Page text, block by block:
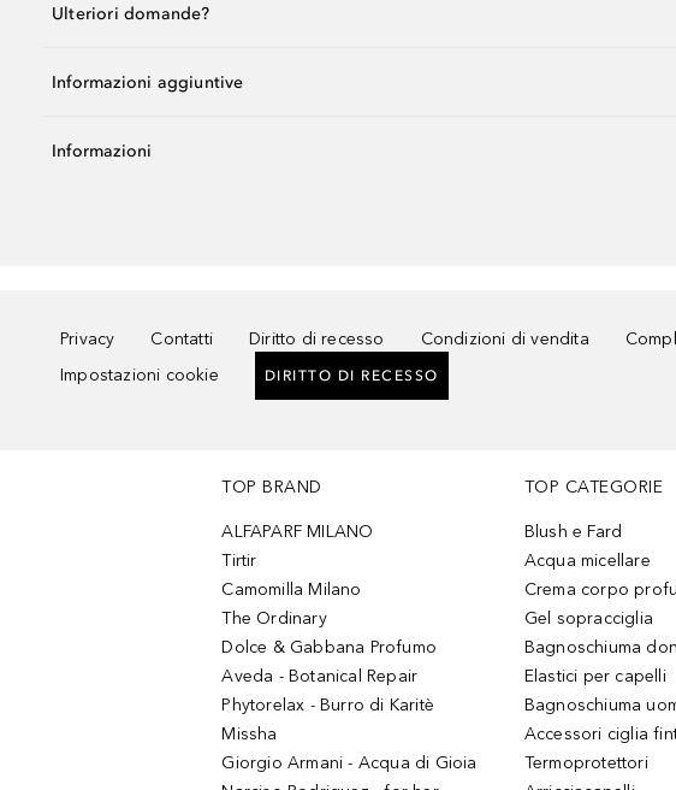
Ulteriori domande?
Informazioni aggiuntive
Informazioni
Privacy Contatti Diritto di recesso Condizioni di vendita
Impostazioni cookie
DIRITTO DI RECESSO
TOP BRAND
ALFAPARF MILANO
Tirtir
Camomilla Milano
The Ordinary
Dolce & Gabbana Profumo
Aveda - Botanical Repair
Phytorelax - Burro di Karitè
Missha
Giorgio Armani - Acqua di Gioia
TOP CATEGORIE
Blush e Fard
Acqua micellare
Crema corpo
Gel sopracciglia
Bagnoschiuma
Elastici per capelli
Bagnoschiuma
Accessori ciglia
Termoprotettori